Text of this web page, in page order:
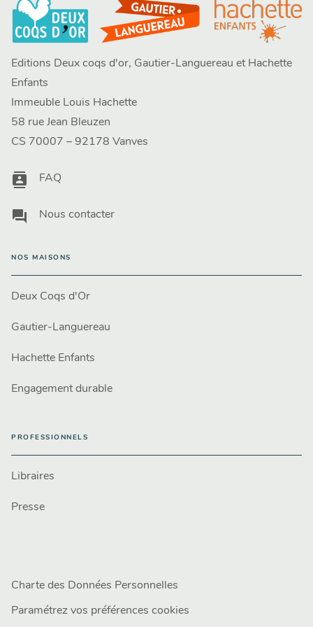
Editions Deux coqs d'or, Gautier-Languereau et Hachette
Enfants
Immeuble Louis Hachette
58 rue Jean Bleuzen
CS 70007 – 92178 Vanves
contacts FAQ
question_answer Nous contacter
NOS MAISONS
Deux Coqs d'Or
Gautier-Languereau
Hachette Enfants
Engagement durable
PROFESSIONNELS
Libraires
Presse
Charte des Données Personnelles
Paramétrez vos préférences cookies